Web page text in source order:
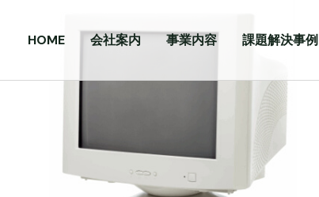
HOME 会社案内 事業内容 課題解決事例